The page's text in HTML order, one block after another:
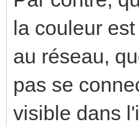
la couleur
au réseau,
pas se
visible dans